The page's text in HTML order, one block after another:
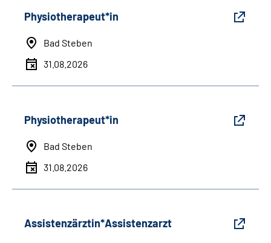
Physiotherapeut*in
Bad Steben
31.08.2026
Physiotherapeut*in
Bad Steben
31.08.2026
Assistenzärztin*Assistenzarzt